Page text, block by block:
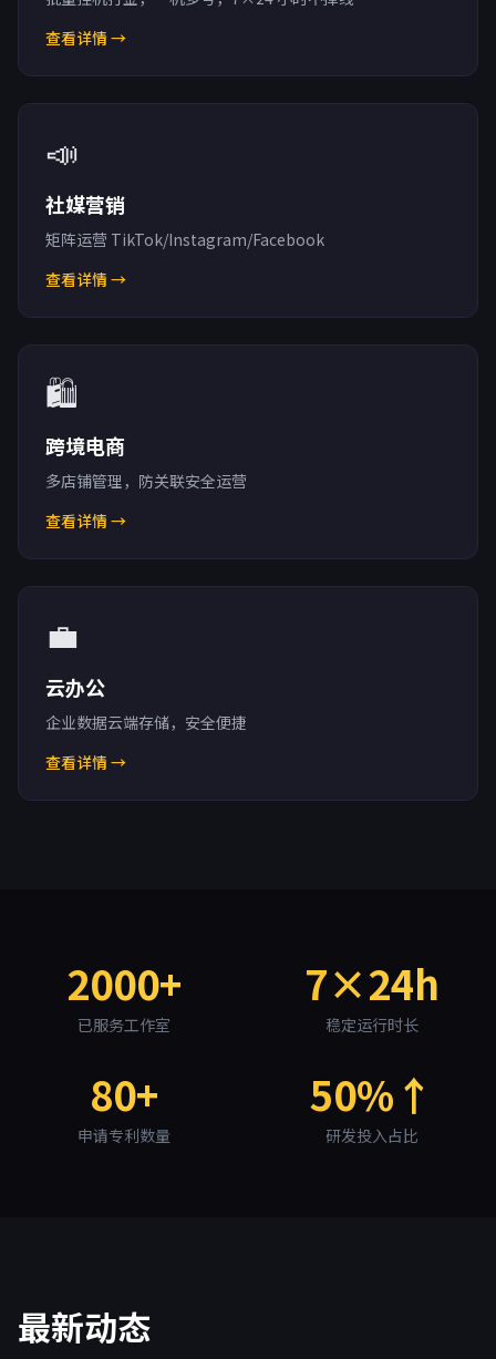
查看详情 →
📣
社媒营销
矩阵运营 TikTok/Instagram/Facebook
查看详情 →
🛍️
跨境电商
多店铺管理，防关联安全运营
查看详情 →
💼
云办公
企业数据云端存储，安全便捷
查看详情 →
蜂巢云盒数据
2000+
已服务工作室
7×24h
稳定运行时长
80+
申请专利数量
50%↑
研发投入占比
最新动态